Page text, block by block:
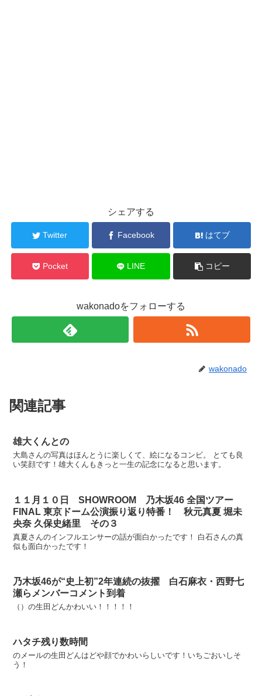
シェアする
Twitter Facebook はてブ
Pocket LINE コピー
wakonadoをフォローする
wakonado
関連記事
雄大くんとの
大島さんの写真はほんとうに楽しくて、絵になるコンビ。 とても良
い笑顔です！雄大くんもきっと一生の記念になると思います。
１１月１０日 SHOWROOM 乃木坂46 全国ツアー
FINAL 東京ドーム公演振り返り特番！ 秋元真夏 堀未
央奈 久保史緒里 その３
真夏さんのインフルエンサーの話が面白かったです！ 白石さんの真
似も面白かったです！
乃木坂46が“史上初”2年連続の抜擢 白石麻衣・西野七
瀬らメンバーコメント到着
（）の生田どんかわいい！！！！！
ハタチ残り数時間
のメールの生田どんはどや顔でかわいらしいです！いちごおいしそ
う！